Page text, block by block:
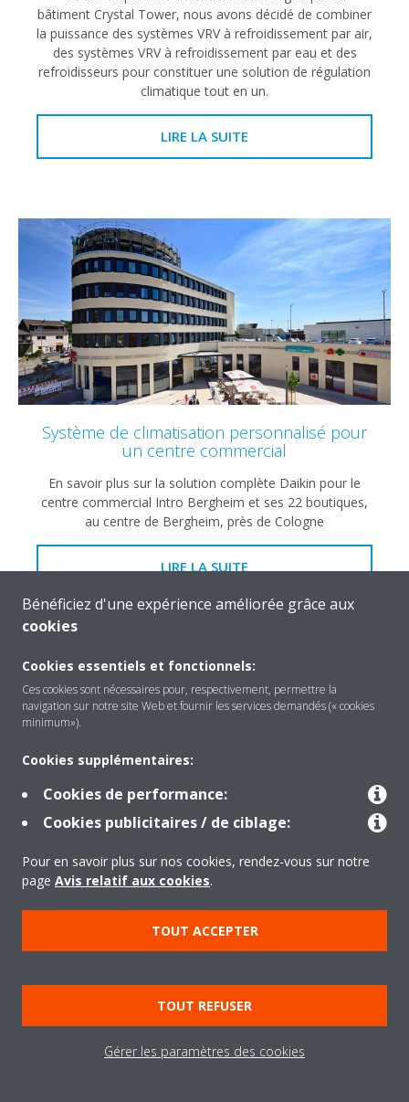
bâtiment Crystal Tower, nous avons décidé de combiner
la puissance des systèmes VRV à refroidissement par air,
des systèmes VRV à refroidissement par eau et des
refroidisseurs pour constituer une solution de régulation
climatique tout en un.
LIRE LA SUITE
Système de climatisation personnalisé pour
un centre commercial
En savoir plus sur la solution complète Daikin pour le
centre commercial Intro Bergheim et ses 22 boutiques,
au centre de Bergheim, près de Cologne
LIRE LA SUITE
Daikin Emura, solution design pour le
résidentiel
Jetons un coup d'œil sur cet appartement du centre de
Milan, la célèbre capitale italienne du design et de la
mode. Avez-vous remarqué la nouvelle unité Daikin
qui s'intègre parfaitement à l'intérieur.
Bénéficiez d'une expérience améliorée grâce aux
cookies
Cookies essentiels et fonctionnels:
Ces cookies sont nécessaires pour, respectivement, permettre la
navigation sur notre site Web et fournir les services demandés (« cookies
minimum»).
Cookies supplémentaires:
Cookies de performance:
Cookies publicitaires / de ciblage:
Pour en savoir plus sur nos cookies, rendez-vous sur notre
page Avis relatif aux cookies.
TOUT ACCEPTER
TOUT REFUSER
Gérer les paramètres des cookies